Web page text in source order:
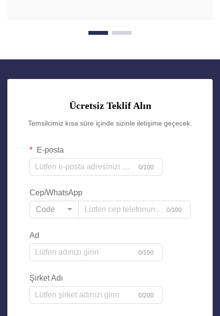
Ücretsiz Teklif Alın
Temsilcimiz kısa süre içinde sizinle iletişime geçecek.
E-posta
0/100
Cep/WhatsApp
Code
0/100
Ad
0/100
Şirket Adı
0/200